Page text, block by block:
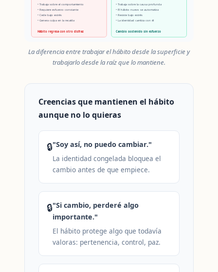
• Trabaja sobre el comportamiento
• Requiere esfuerzo constante
• Cede bajo estrés
• Genera culpa en la recaída
Hábito regresa con otro disfraz
• Trabaja sobre la causa profunda
• El hábito nuevo se automatiza
• Resiste bajo estrés
• La identidad cambia con él
Cambio sostenido sin esfuerzo
La diferencia entre trabajar el hábito desde la superficie y
trabajarlo desde la raíz que lo mantiene.
Creencias que mantienen el hábito
aunque no lo quieras
🔒"Soy así, no puedo cambiar."
La identidad congelada bloquea el
cambio antes de que empiece.
🔒"Si cambio, perderé algo
importante."
El hábito protege algo que todavía
valoras: pertenencia, control, paz.